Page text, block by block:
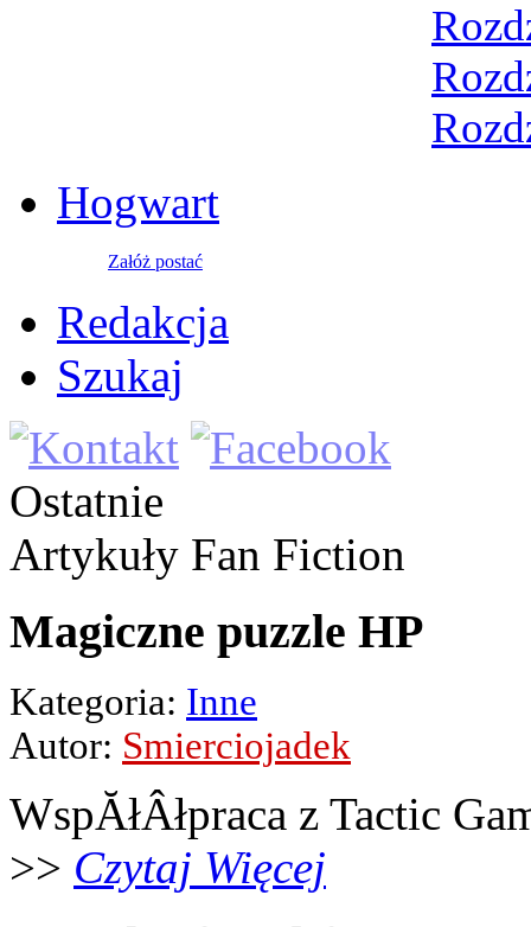
Hogwart
Załóż postać
Redakcja
Szukaj
Ostatnie
Artykuły Fan Fiction
Magiczne puzzle HP
Kategoria: Inne
Autor: Smierciojadek
WspĂłÂłpraca z Tactic
>> Czytaj Więcej